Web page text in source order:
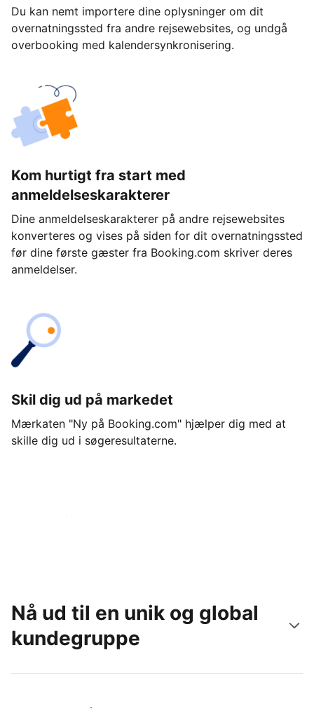
Du kan nemt importere dine oplysninger om dit
overnatningssted fra andre rejsewebsites, og undgå
overbooking med kalendersynkronisering.
Kom hurtigt fra start med
anmeldelseskarakterer
Dine anmeldelseskarakterer på andre rejsewebsites
konverteres og vises på siden for dit overnatningssted
før dine første gæster fra Booking.com skriver deres
anmeldelser.
Skil dig ud på markedet
Mærkaten "Ny på Booking.com" hjælper dig med at
skille dig ud i søgeresultaterne.
Kom i gang i dag
Nå ud til en unik og global
kundegruppe
Nå ud til nye gæster i dag